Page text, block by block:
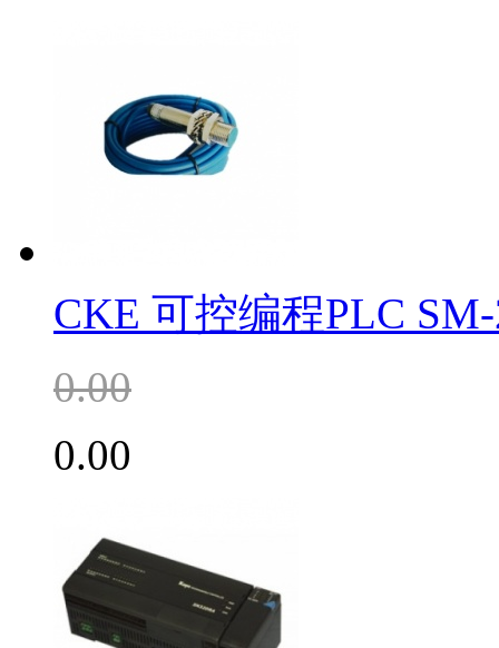
CKE 可控编程PLC
0.00
0.00